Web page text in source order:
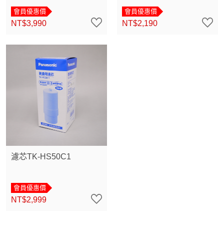
會員優惠價
NT$3,990
會員優惠價
NT$2,190
濾芯TK-HS50C1
會員優惠價
NT$2,999